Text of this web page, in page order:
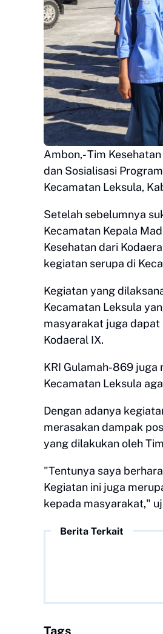
Ambon,- Tim
dan Sosialisasi
Kecamatan Leksula,
Setelah sebelumnya
Kecamatan Kepala
Kesehatan dari
kegiatan serupa di
Kegiatan yang
Kecamatan Leksula
masyarakat juga dapat
Kodaeral IX.
KRI Gulamah-869
Kecamatan Leksula
Dengan adanya
merasakan dampak
yang dilakukan oleh
"Tentunya saya
Kegiatan ini juga
kepada masyarakat,"
Berita Terkait
Tags